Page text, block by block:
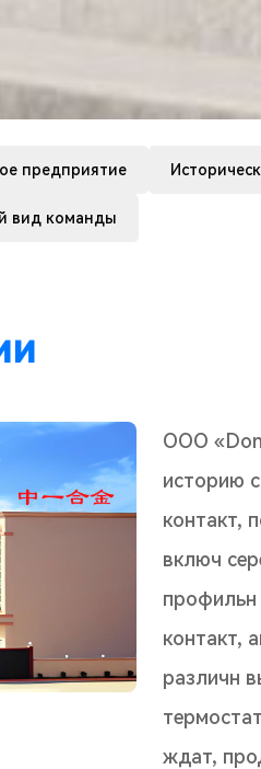
предприятие
вид команды
ООО
историю
контакт,
включ
профильн
контакт,
различн
ждат,